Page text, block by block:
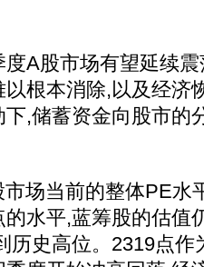
股市场有望延续震
根本消除,以及经济
,储蓄资金向股市的
当前的整体PE水
水平,蓝筹股的估值
历史高位。2319点作